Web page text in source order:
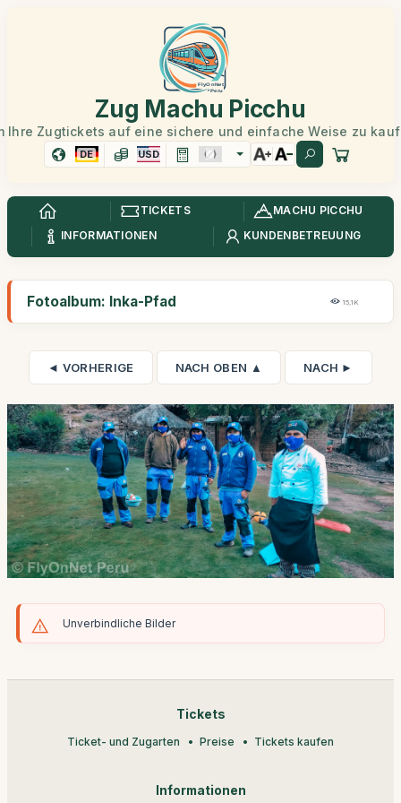
Zug Machu Picchu
Ihre Zugtickets auf eine sichere und einfache Weise zu
DE USD
TICKETS
MACHU PICCHU
INFORMATIONEN
KUNDENBETREUUNG
Fotoalbum: Inka-Pfad 15,1K
◄ VORHERIGE NACH OBEN ▲ NACH ►
Unverbindliche Bilder
Tickets
Ticket- und Zugarten Preise Tickets kaufen
Informationen